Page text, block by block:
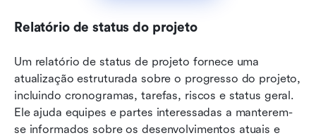
Relatório de status do projeto
Um relatório de status de projeto fornece uma
atualização estruturada sobre o progresso do projeto,
incluindo cronogramas, tarefas, riscos e status geral.
Ele ajuda equipes e partes interessadas a manterem-
se informados sobre os desenvolvimentos atuais e